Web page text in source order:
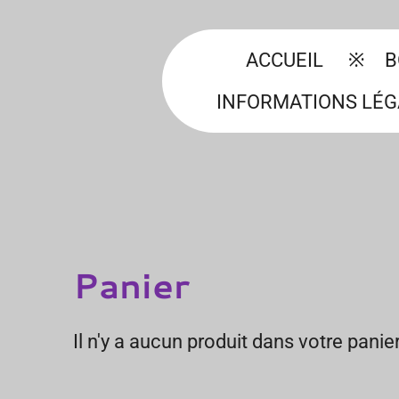
ACCUEIL
INFORMATIONS
Panier
Il n'y a aucun produit dans votre